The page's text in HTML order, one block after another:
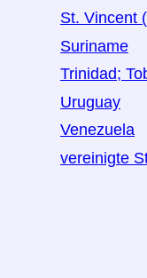
St. Vincent
Suriname
Trinidad;
Uruguay
Venezuela
vereinigte